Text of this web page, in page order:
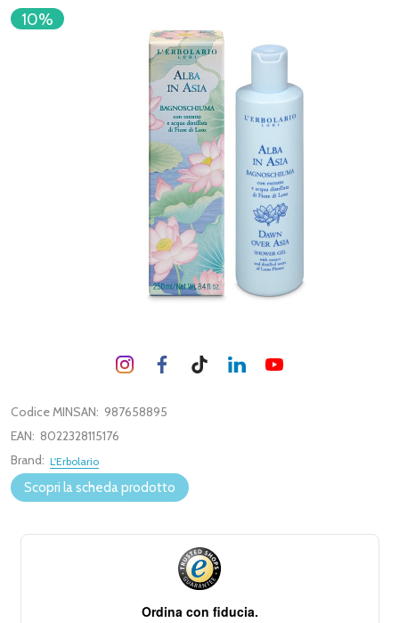
10%
Codice MINSAN: 987658895
EAN: 8022328115176
Brand: L'Erbolario
Scopri la scheda prodotto